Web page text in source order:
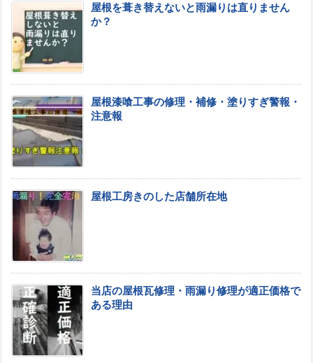
屋根を葺き替えないと雨漏りは直りません
か？
屋根漆喰工事の修理・補修・塗りすぎ警報・
注意報
屋根工房きのした店舗所在地
当店の屋根瓦修理・雨漏り修理が適正価格で
ある理由